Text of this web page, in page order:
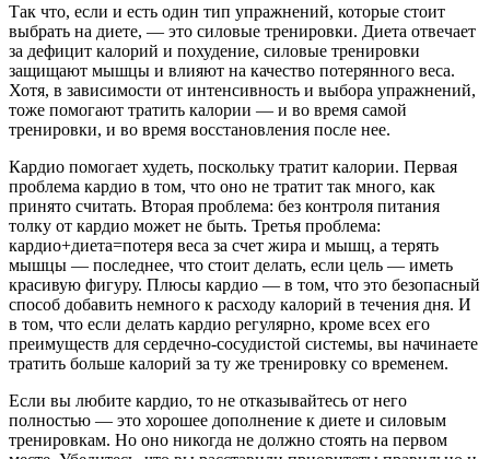
Так что, если и есть один тип упражнений, которые стоит
выбрать на диете, — это силовые тренировки. Диета отвечает
за дефицит калорий и похудение, силовые тренировки
защищают мышцы и влияют на качество потерянного веса.
Хотя, в зависимости от интенсивность и выбора упражнений,
тоже помогают тратить калории — и во время самой
тренировки, и во время восстановления после нее.
Кардио помогает худеть, поскольку тратит калории. Первая
проблема кардио в том, что оно не тратит так много, как
принято считать. Вторая проблема: без контроля питания
толку от кардио может не быть. Третья проблема:
кардио+диета=потеря веса за счет жира и мышц, а терять
мышцы — последнее, что стоит делать, если цель — иметь
красивую фигуру. Плюсы кардио — в том, что это безопасный
способ добавить немного к расходу калорий в течения дня. И
в том, что если делать кардио регулярно, кроме всех его
преимуществ для сердечно-сосудистой системы, вы начинаете
тратить больше калорий за ту же тренировку со временем.
Если вы любите кардио, то не отказывайтесь от него
полностью — это хорошее дополнение к диете и силовым
тренировкам. Но оно никогда не должно стоять на первом